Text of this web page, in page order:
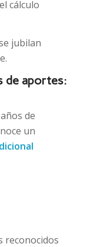
cálculo
jubilan
de aportes:
de
un
reconocidos